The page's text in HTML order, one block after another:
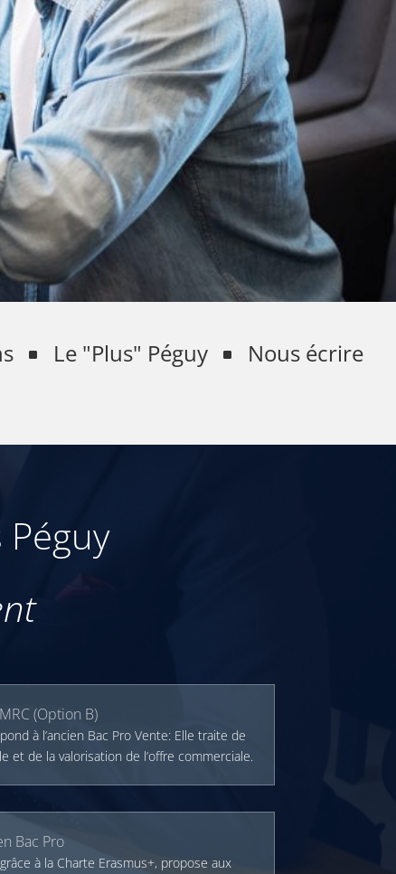
Le "Plus" Péguy Nous écrire
(Option B)
à l’ancien Bac Pro Vente: Elle traite de
et de la valorisation de l’offre commerciale.
Bac Pro
à la Charte Erasmus+, propose aux